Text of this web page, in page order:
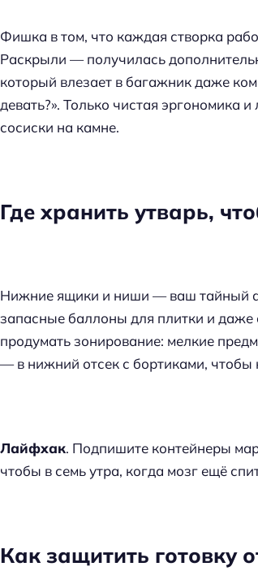
Фишка в том, что каждая створка
Раскрыли — получилась
который влезает в багажник даже
девать?». Только чистая эргономика
сосиски на камне.
Где хранить утварь,
Нижние ящики и ниши — ваш тайный
запасные баллоны для плитки и даже
продумать зонирование: мелкие
— в нижний отсек с бортиками, чтобы
Лайфхак. Подпишите контейнеры
чтобы в семь утра, когда мозг ещё
Как защитить готовку